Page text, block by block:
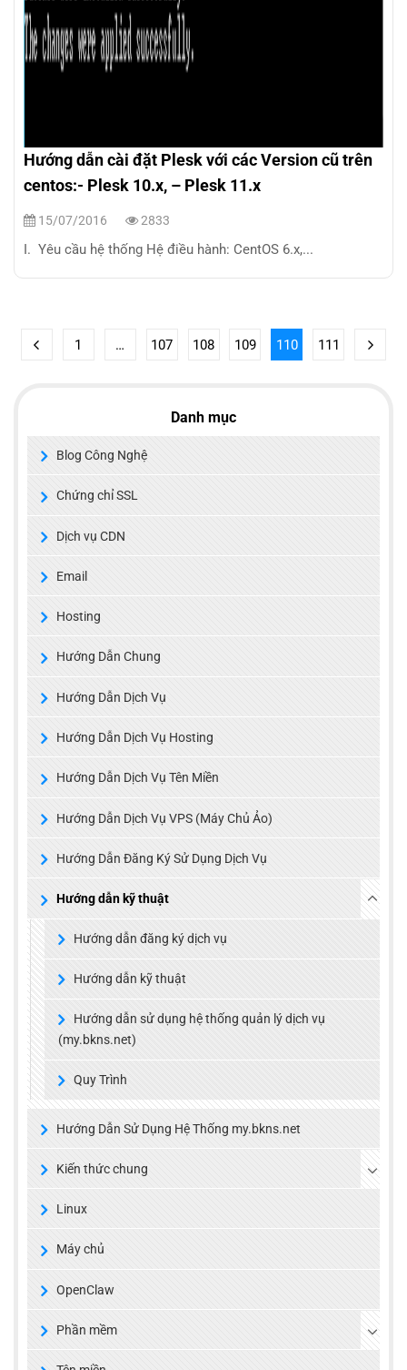
Hướng dẫn cài đặt Plesk với các Version cũ trên
centos:- Plesk 10.x, – Plesk 11.x
15/07/2016 2833
I. Yêu cầu hệ thống Hệ điều hành: CentOS 6.x,...
1 … 107 108 109 110 111
Danh mục
Blog Công Nghệ
Chứng chỉ SSL
Dịch vụ CDN
Email
Hosting
Hướng Dẫn Chung
Hướng Dẫn Dịch Vụ
Hướng Dẫn Dịch Vụ Hosting
Hướng Dẫn Dịch Vụ Tên Miền
Hướng Dẫn Dịch Vụ VPS (Máy Chủ Ảo)
Hướng Dẫn Đăng Ký Sử Dụng Dịch Vụ
Hướng dẫn kỹ thuật
Hướng dẫn đăng ký dịch vụ
Hướng dẫn kỹ thuật
Hướng dẫn sử dụng hệ thống quản lý dịch vụ
(my.bkns.net)
Quy Trình
Hướng Dẫn Sử Dụng Hệ Thống my.bkns.net
Kiến thức chung
Linux
Máy chủ
OpenClaw
Phần mềm